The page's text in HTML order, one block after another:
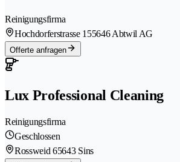
Reinigungsfirma
Hochdorferstrasse 155646 Abtwil AG
Offerte anfragen
Lux Professional Cleaning
Reinigungsfirma
Geschlossen
Rossweid 65643 Sins